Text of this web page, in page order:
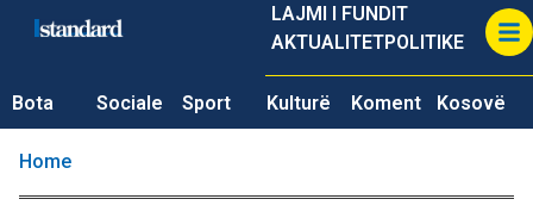
LAJMI I FUNDIT
AKTUALITETPOLITIKE
Bota Sociale Sport Kulturë Koment Kosovë
Home